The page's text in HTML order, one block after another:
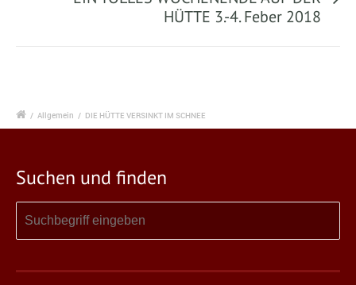
HÜTTE 3.-4. Feber 2018
/ Allgemein / DIE HÜTTE VERSINKT IM SCHNEE
Suchen und finden